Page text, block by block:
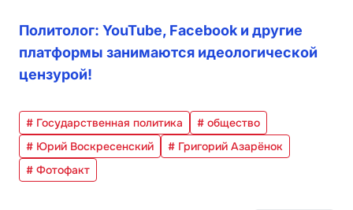
Политолог: YouTube, Facebook и другие
платформы занимаются идеологической
цензурой!
# Государственная политика
# общество
# Юрий Воскресенский
# Григорий Азарёнок
# Фотофакт